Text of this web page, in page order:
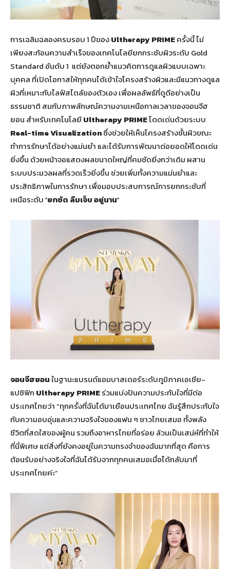
การเฉลิมฉลองครบรอบ 1 ปีของUltherapy PRIMEครั้งนี้ ไม่
เพียงสะท้อนความสำเร็จของเทคโนโลยียกกระชับผิวระดับ Gold
Standard อันดับ 1 แต่ยังตอกย้ำแนวคิดการดูแลผิวแบบเฉพาะ
บุคคล ที่เปิดโอกาสให้ทุกคนได้เข้าใจโครงสร้างผิวและมีแนวทางดูแล
ผิวที่เหมาะกับไลฟ์สไตล์ของตัวเอง เพื่อผลลัพธ์ที่ดูดีอย่างเป็น
ธรรมชาติ สมกับภาพลักษณ์ความงามเหนือกาลเวลาของจอนจีฮ
ยอน สำหรับเทคโนโลยีUltherapy PRIMEโดดเด่นด้วยระบบ
Real-time Visualizationซึ่งช่วยให้เห็นโครงสร้างชั้นผิวขณะ
ทำการรักษาได้อย่างแม่นยำ และได้รับการพัฒนาต่อยอดให้โดดเด่น
ยิ่งขึ้น ด้วยหน้าจอแสดงผลขนาดใหญ่ที่คมชัดยิ่งกว่าเดิม ผสาน
ระบบประมวลผลที่รวดเร็วยิ่งขึ้น ช่วยเพิ่มทั้งความแม่นยำและ
ประสิทธิภาพในการรักษา เพื่อมอบประสบการณ์การยกกระชับที่
เหนือระดับ‘ยกชัด ลืมเจ็บ อยู่นาน’
จอนจีฮยอนในฐานะแบรนด์แอมบาสเดอร์ระดับภูมิภาคเอเชีย-
แปซิฟิก Ultherapy PRIMEร่วมแบ่งปันความประทับใจที่มีต่อ
ประเทศไทยว่า “ทุกครั้งที่ฉันได้มาเยือนประเทศไทย ฉันรู้สึกประทับใจ
กับความอบอุ่นและความจริงใจของแฟน ๆ ชาวไทยเสมอ ทั้งพลัง
ชีวิตที่สดใสของผู้คน รวมถึงอาหารไทยที่อร่อย ล้วนเป็นเสน่ห์ที่ทำให้
ที่นี่พิเศษ แต่สิ่งที่ยังคงอยู่ในความทรงจำของฉันมากที่สุด คือการ
ต้อนรับอย่างจริงใจที่ฉันได้รับจากทุกคนเสมอเมื่อได้กลับมาที่
ประเทศไทยค่ะ”